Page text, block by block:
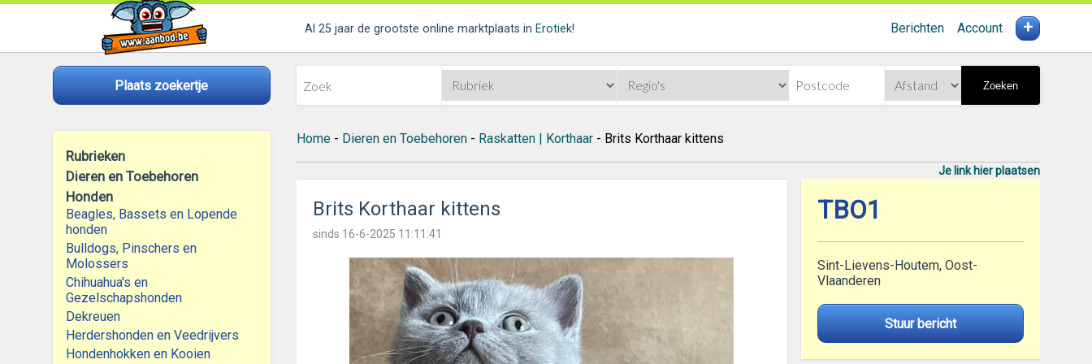
Al 25 jaar de grootste online marktplaats in Erotiek! Berichten Account +
Plaats zoekertje Zoeken
Rubrieken
Dieren en Toebehoren
Honden
Beagles, Bassets en Lopende
honden
Bulldogs, Pinschers en
Molossers
Chihuahua's en
Gezelschapshonden
Dekreuen
Herdershonden en Veedrijvers
Hondenhokken en Kooien
Home- Dieren en Toebehoren- Raskatten | Korthaar- Brits Korthaar kittens
Je link hier plaatsen
Brits Korthaar kittens
sinds 16-6-2025 11:11:41
TBO1
Sint-Lievens-Houtem, Oost-
Vlaanderen
Stuur bericht